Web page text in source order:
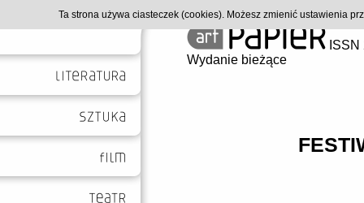
Wydanie bieżące
Ta strona używa ciasteczek (cookies). Możesz zmienić ustawienia